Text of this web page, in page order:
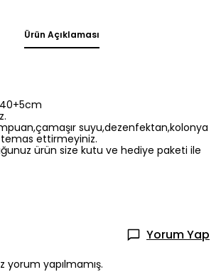
Ürün Açıklaması
suyu,dezenfektan,kolonya
ettirmeyiniz.
ürün size kutu ve hediye paketi ile
Yorum Yap
yorum yapılmamış.